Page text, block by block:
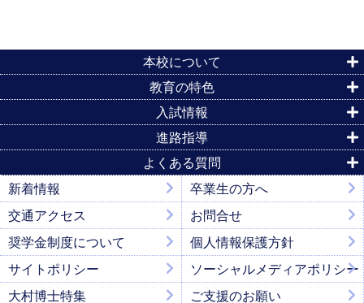
本校について
教育の特色
入試情報
進路指導
よくある質問
新着情報
卒業生の方へ
交通アクセス
お問合せ
奨学金制度について
個人情報保護方針
サイトポリシー
ソーシャルメディアポリシー
大村博士特集
ご支援のお願い